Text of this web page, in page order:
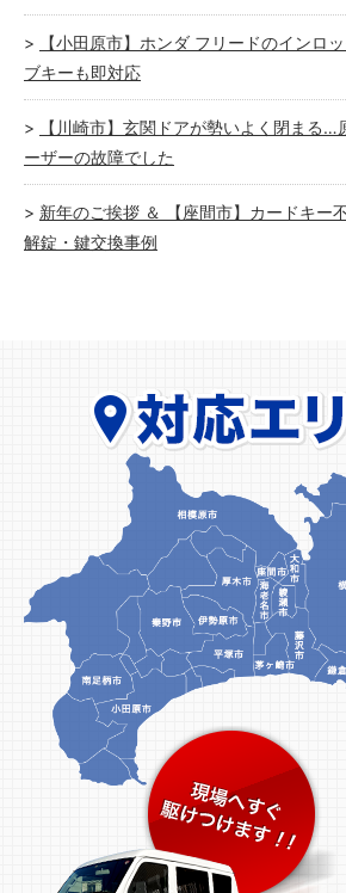
【小田原市】ホンダ フリードのインロ
ブキーも即対応
【川崎市】玄関ドアが勢いよく閉まる…
ーザーの故障でした
新年のご挨拶 ＆ 【座間市】カードキー
解錠・鍵交換事例